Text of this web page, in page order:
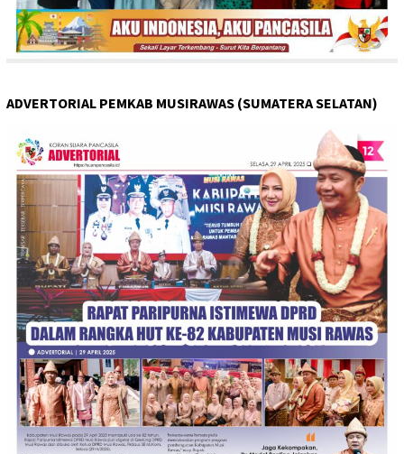
ADVERTORIAL PEMKAB MUSIRAWAS (SUMATERA SELATAN)